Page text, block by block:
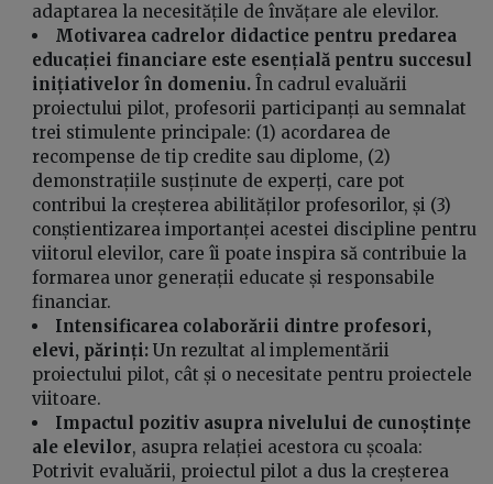
adaptarea la necesitățile de învățare ale elevilor.
Motivarea cadrelor didactice pentru predarea
educației financiare este esențială pentru succesul
inițiativelor în domeniu.În cadrul evaluării
proiectului pilot, profesorii participanți au semnalat
trei stimulente principale: (1) acordarea de
recompense de tip credite sau diplome, (2)
demonstrațiile susținute de experți, care pot
contribui la creșterea abilităților profesorilor, și (3)
conștientizarea importanței acestei discipline pentru
viitorul elevilor, care îi poate inspira să contribuie la
formarea unor generații educate și responsabile
financiar.
Intensificarea colaborării dintre profesori,
elevi, părinți: Un rezultat al implementării
proiectului pilot, cât și o necesitate pentru proiectele
viitoare.
Impactul pozitiv asupra nivelului de cunoștințe
ale elevilor, asupra relației acestora cu școala:
Potrivit evaluării, proiectul pilot a dus la creșterea